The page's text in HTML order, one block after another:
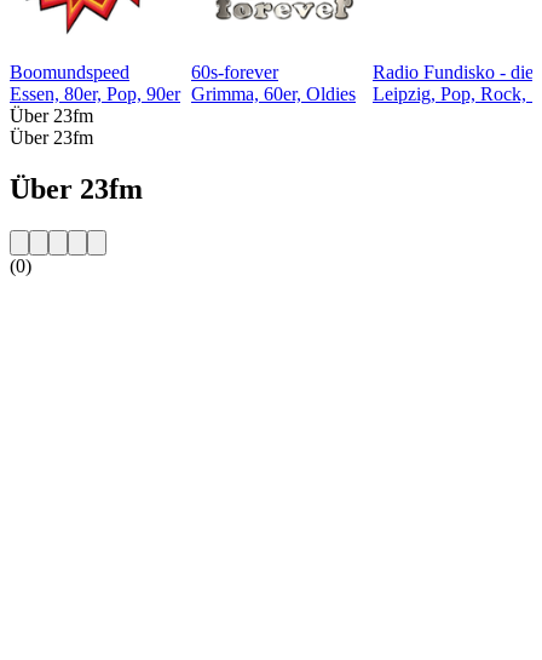
Boomundspeed
Essen, 80er, Pop, 90er
60s-forever
Grimma, 60er, Oldies
Radio Fundisko - die
Leipzig, Pop, Rock,
Über 23fm
Über 23fm
Über 23fm
(0)